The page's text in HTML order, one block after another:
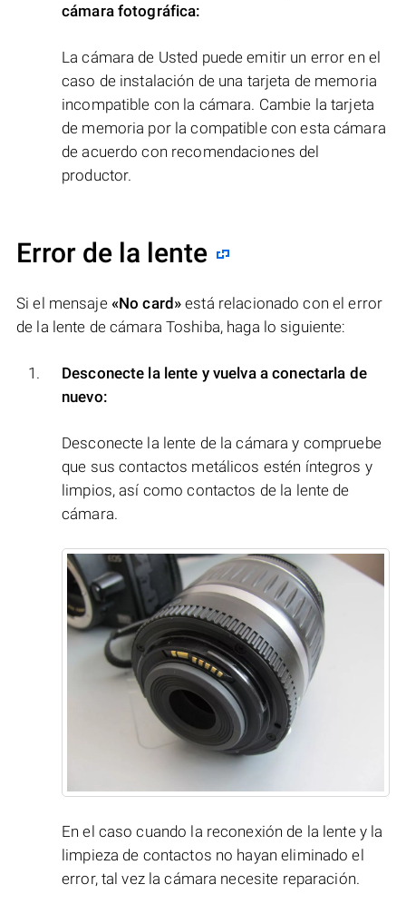
cámara fotográfica:
La cámara de Usted puede emitir un error en el
caso de instalación de una tarjeta de memoria
incompatible con la cámara. Cambie la tarjeta
de memoria por la compatible con esta cámara
de acuerdo con recomendaciones del
productor.
Error de la lente
Si el mensaje «No card» está relacionado con el error
de la lente de cámara Toshiba, haga lo siguiente:
Desconecte la lente y vuelva a conectarla de
nuevo:
Desconecte la lente de la cámara y compruebe
que sus contactos metálicos estén íntegros y
limpios, así como contactos de la lente de
cámara.
En el caso cuando la reconexión de la lente y la
limpieza de contactos no hayan eliminado el
error, tal vez la cámara necesite reparación.